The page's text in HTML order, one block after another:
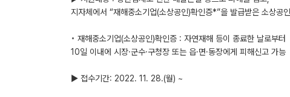
지자체에서 “재해중소기업(소상공인)확인증*”을 발급받은 소상공
◦ 재해중소기업(소상공인)확인증 : 자연재해 등이 종료한 날로부터
10일 이내에 시장·군수·구청장 또는 읍·면·동장에게 피해신고 가능
▶ 접수기간: 2022. 11. 28.(월) ~